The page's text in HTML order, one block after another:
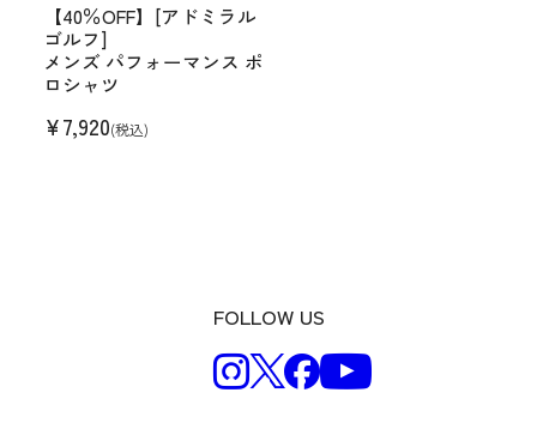
【40％OFF】[アドミラル
ゴルフ]
メンズ パフォーマンス ポ
ロシャツ
¥7,920(税込)
FOLLOW US